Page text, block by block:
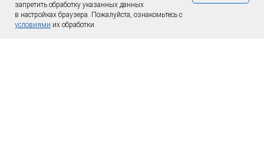
запретить обработку указанных данных
в настройках браузера. Пожалуйста, ознакомьтесь с
условиями их обработки.